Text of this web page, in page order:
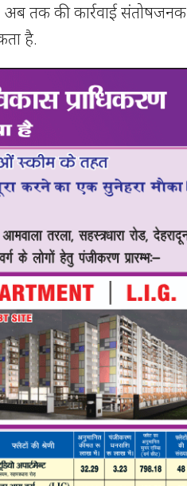
तक की कार्रवाई संतोषजनक
है.